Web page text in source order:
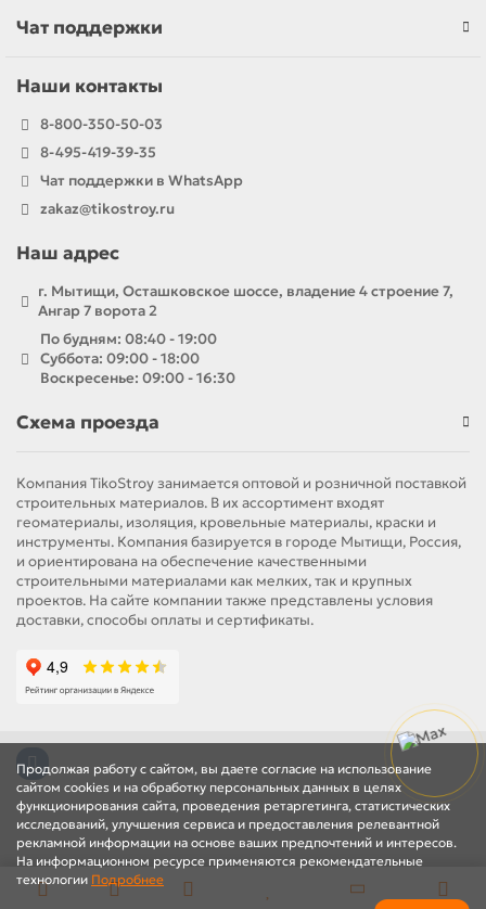
Продолжая работу с сайтом, вы даете согласие на использование
сайтом cookies и на обработку персональных данных в целях
функционирования сайта, проведения ретаргетинга, статистических
исследований, улучшения сервиса и предоставления релевантной
рекламной информации на основе ваших предпочтений и интересов.
На информационном ресурсе применяются рекомендательные
технологии Подробнее
Чат поддержки
Наши контакты
8-800-350-50-03
8-495-419-39-35
Чат поддержки в WhatsApp
zakaz@tikostroy.ru
Наш адрес
г. Мытищи, Осташковское шоссе, владение 4 строение 7,
Ангар 7 ворота 2
По будням: 08:40 - 19:00
Суббота: 09:00 - 18:00
Воскресенье: 09:00 - 16:30
Схема проезда
Компания TikoStroy занимается оптовой и розничной поставкой
строительных материалов. В их ассортимент входят
геоматериалы, изоляция, кровельные материалы, краски и
инструменты. Компания базируется в городе Мытищи, Россия,
и ориентирована на обеспечение качественными
строительными материалами как мелких, так и крупных
проектов. На сайте компании также представлены условия
доставки, способы оплаты и сертификаты.